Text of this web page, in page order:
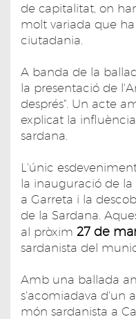
de capitalitat, on
molt variada que
ciutadania.
A banda de la
la presentació de
després". Un acte
explicat la
sardana.
L'únic
la inauguració de
a Garreta i la
de la Sardana.
al pròxim 27 de
sardanista del
Amb una ballada
s'acomiadava d'un
món sardanista a